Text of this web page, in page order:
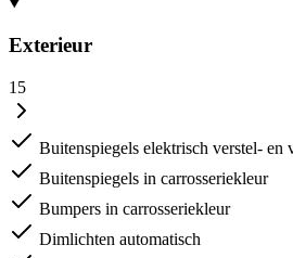
Exterieur
15
Buitenspiegels elektrisch verstel- en
Buitenspiegels in carrosseriekleur
Bumpers in carrosseriekleur
Dimlichten automatisch